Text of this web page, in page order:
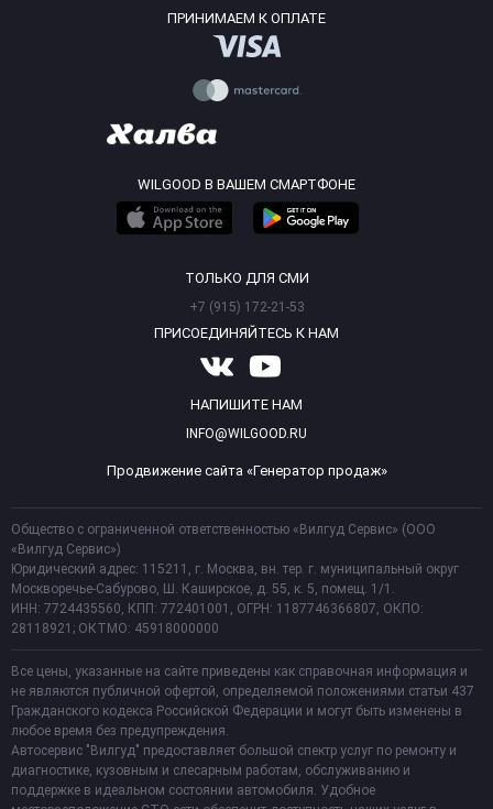
ПРИНИМАЕМ К ОПЛАТЕ
WILGOOD В ВАШЕМ СМАРТФОНЕ
ТОЛЬКО ДЛЯ СМИ
+7 (915) 172-21-53
ПРИСОЕДИНЯЙТЕСЬ К НАМ
НАПИШИТЕ НАМ
INFO@WILGOOD.RU
Продвижение сайта «Генератор продаж»
Общество с ограниченной ответственностью «Вилгуд Сервис» (ООО
«Вилгуд Сервис»)
Юридический адрес: 115211, г. Москва, вн. тер. г. муниципальный округ
Москворечье-Сабурово, Ш. Каширское, д. 55, к. 5, помещ. 1/1.
ИНН: 7724435560, КПП: 772401001, ОГРН: 1187746366807, ОКПО:
28118921; ОКТМО: 45918000000
Все цены, указанные на сайте приведены как справочная информация и
не являются публичной офертой, определяемой положениями статьи 437
Гражданского кодекса Российской Федерации и могут быть изменены в
любое время без предупреждения.
Автосервис "Вилгуд" предоставляет большой спектр услуг по ремонту и
диагностике, кузовным и слесарным работам, обслуживанию и
поддержке в идеальном состоянии автомобиля. Удобное